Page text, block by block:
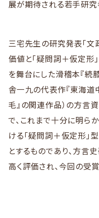
展が期待される若手研究
三宅先生の研究発表「
価値と「疑問詞＋仮定形
を舞台にした滑稽本『続
舎一九の代表作『東海道
毛』の関連作品）の方言
で、これまで十分に明ら
ける「疑問詞＋仮定形」
とするものであり、方言
高く評価され、今回の受